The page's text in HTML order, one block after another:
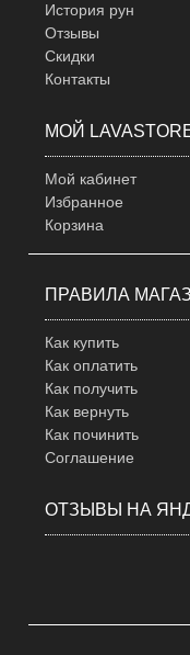
История рун
Отзывы
Скидки
Контакты
МОЙ
Мой кабинет
Избранное
Корзина
ПРАВИЛА
Как купить
Как оплатить
Как получить
Как вернуть
Как починить
Соглашение
ОТЗЫВЫ НА